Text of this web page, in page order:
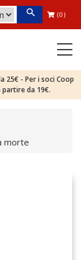
(0)
25€ - Per i soci Coop
da 19€.
morte